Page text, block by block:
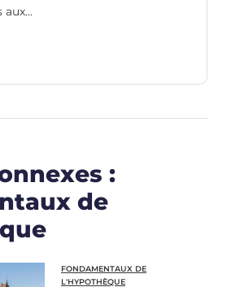
aux…
:
de
FONDAMENTAUX DE
L'HYPOTHÈQUE